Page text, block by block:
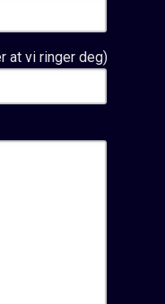
at vi ringer deg)